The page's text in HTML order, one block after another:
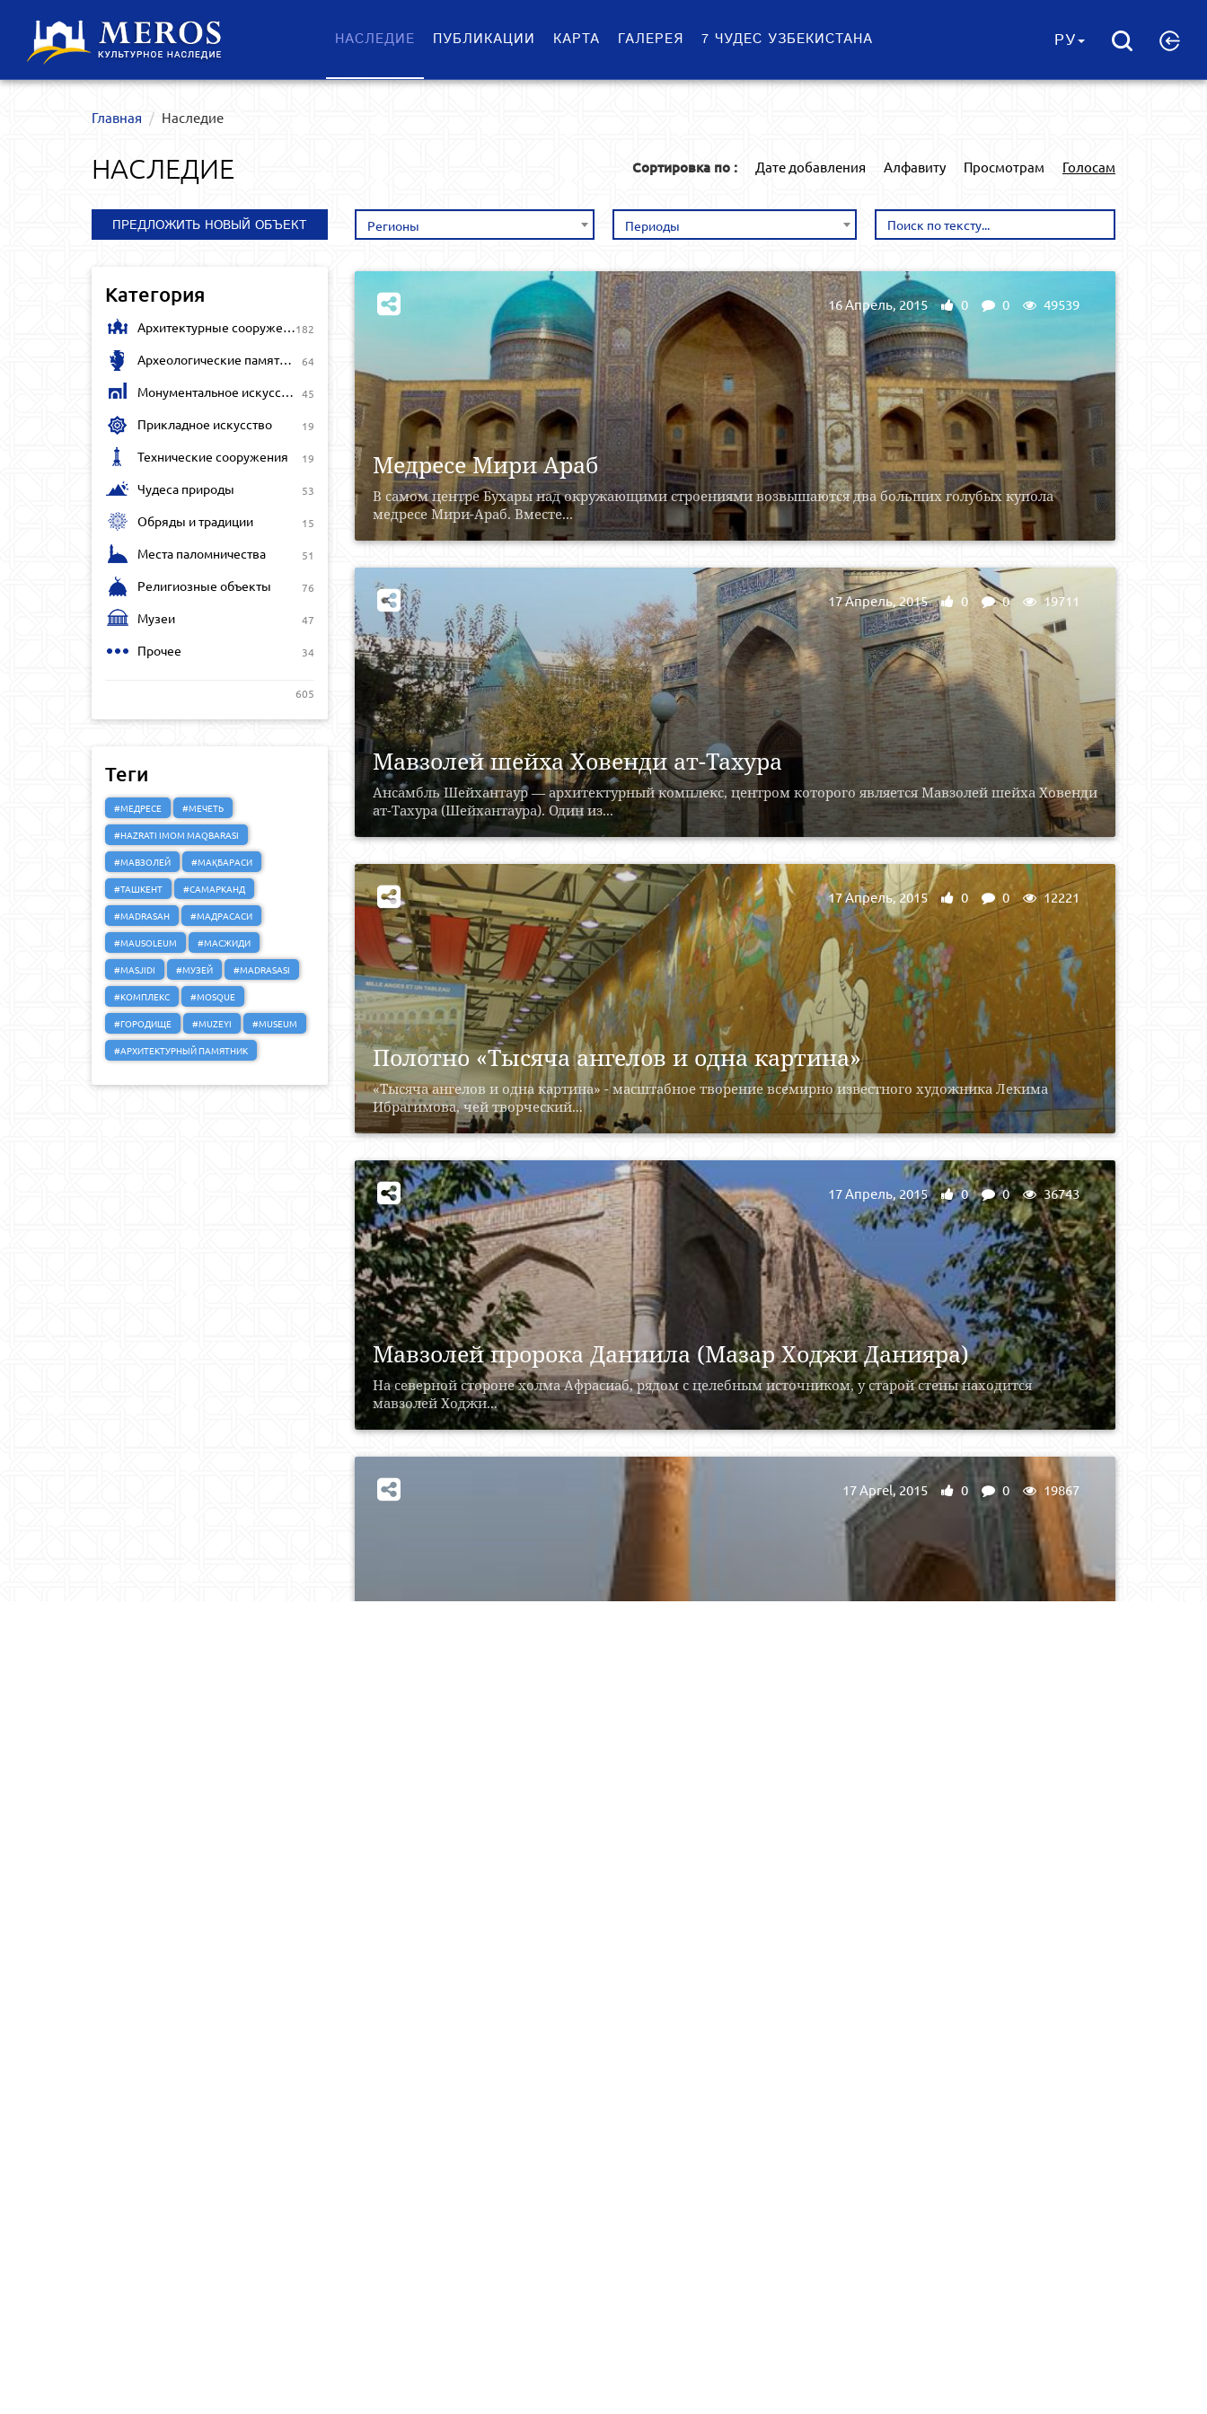
НАСЛЕДИЕ ПУБЛИКАЦИИ КАРТА ГАЛЕРЕЯ 7 ЧУДЕС УЗБЕКИСТАНА РУ
Главная Наследие
НАСЛЕДИЕ Сортировка по : Дате добавления Алфавиту Просмотрам Голосам
ПРЕДЛОЖИТЬ НОВЫЙ ОБЪЕКТ
Категория
Архитектурные сооружения 182
Археологические памятники 64
Монументальное искусство 45
Прикладное искусство 19
Технические сооружения 19
Чудеса природы 53
Обряды и традиции 15
Места паломничества 51
Религиозные объекты 76
Музеи 47
Прочее 34
605
Теги
#МЕДРЕСЕ
#МЕЧЕТЬ
#HAZRATI IMOM MAQBARASI
#МАВЗОЛЕЙ
#МАҚБАРАСИ
#ТАШКЕНТ
#САМАРКАНД
#MADRASAH
#МАДРАСАСИ
#MAUSOLEUM
#МАСЖИДИ
#MASJIDI
#МУЗЕЙ
#MADRASASI
#КОМПЛЕКС
#MOSQUE
#ГОРОДИЩЕ
#MUZEYI
#MUSEUM
#АРХИТЕКТУРНЫЙ ПАМЯТНИК
Регионы Периоды
Медресе Мири Араб
В самом центре Бухары над окружающими строениями возвышаются два больших голубых купола
медресе Мири-Араб. Вместе...
16 Апрель, 2015 0 0 49539
Мавзолей шейха Ховенди ат-Тахура
Ансамбль Шейхантаур — архитектурный комплекс, центром которого является Мавзолей шейха Ховенди
ат-Тахура (Шейхантаура). Один из...
17 Апрель, 2015 0 0 19711
Полотно «Тысяча ангелов и одна картина»
«Тысяча ангелов и одна картина» - масштабное творение всемирно известного художника Лекима
Ибрагимова, чей творческий...
17 Апрель, 2015 0 0 12221
Мавзолей пророка Даниила (Мазар Ходжи Данияра)
На северной стороне холма Афрасиаб, рядом с целебным источником, у старой стены находится
мавзолей Ходжи...
17 Апрель, 2015 0 0 36743
17 Aprel, 2015 0 0 19867